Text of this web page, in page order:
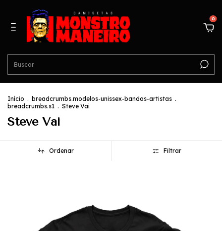
0
Início . breadcrumbs.modelos-unissex-bandas-artistas .
breadcrumbs.s1 . Steve Vai
Steve Vai
Ordenar Filtrar